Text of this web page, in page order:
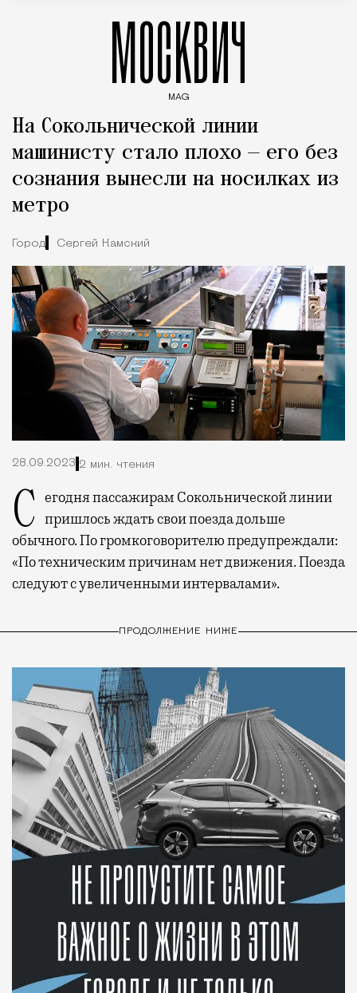
МОСКВИЧ
MAG
На Сокольнической линии
машинисту стало плохо — его без
сознания вынесли на носилках из
метро
Город Сергей Камский
28.09.2023 2 мин. чтения
Сегодня пассажирам Сокольнической линии пришлось ждать свои поезда дольше
обычного. По громкоговорителю предупреждали:
«По техническим причинам нет движения. Поезда
следуют с увеличенными интервалами».
ПРОДОЛЖЕНИЕ НИЖЕ